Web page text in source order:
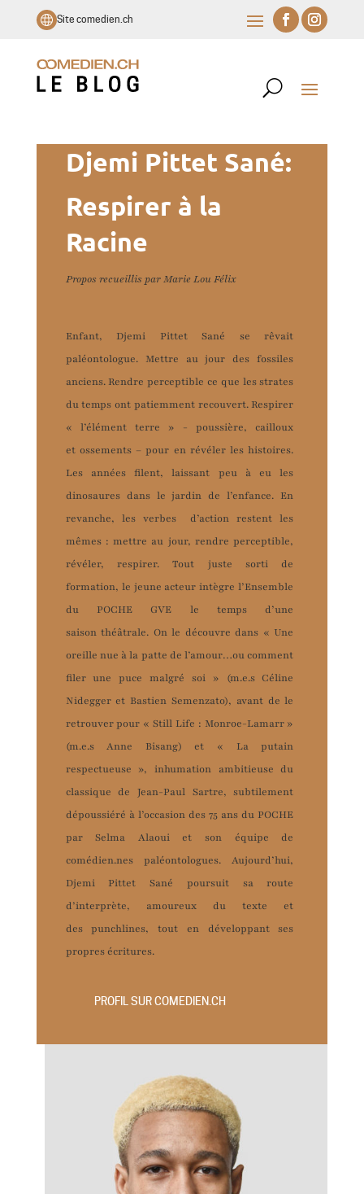
Site comedien.ch
Djemi Pittet Sané:
Respirer à la
Racine
Propos recueillis par Marie Lou Félix
Enfant, Djemi Pittet Sané se rêvait
paléontologue. Mettre au jour des fossiles
anciens. Rendre perceptible ce que les strates
du temps ont patiemment recouvert. Respirer
« l’élément terre » - poussière, cailloux
et ossements – pour en révéler les histoires.
Les années filent, laissant peu à eu les
dinosaures dans le jardin de l’enfance. En
revanche, les verbes d’action restent les
mêmes : mettre au jour, rendre perceptible,
révéler, respirer. Tout juste sorti de
formation, le jeune acteur intègre l’Ensemble
du POCHE GVE le temps d’une
saison théâtrale. On le découvre dans « Une
oreille nue à la patte de l’amour…ou comment
filer une puce malgré soi » (m.e.s Céline
Nidegger et Bastien Semenzato), avant de le
retrouver pour « Still Life : Monroe-Lamarr »
(m.e.s Anne Bisang) et « La putain
respectueuse », inhumation ambitieuse du
classique de Jean-Paul Sartre, subtilement
dépoussiéré à l’occasion des 75 ans du POCHE
par Selma Alaoui et son équipe de
comédien.nes paléontologues. Aujourd’hui,
Djemi Pittet Sané poursuit sa route
d’interprète, amoureux du texte et
des punchlines, tout en développant ses
propres écritures.
PROFIL SUR COMEDIEN.CH